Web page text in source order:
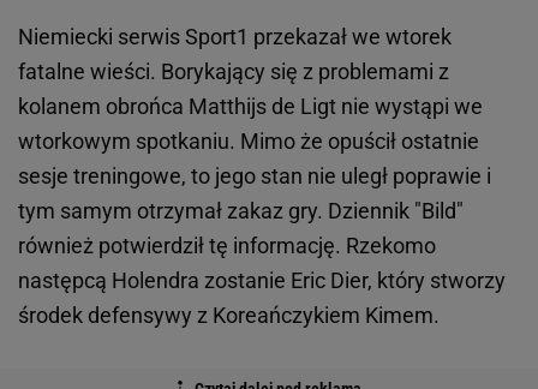
Niemiecki serwis Sport1 przekazał we wtorek
fatalne wieści. Borykający się z problemami z
kolanem obrońca Matthijs de Ligt nie wystąpi we
wtorkowym spotkaniu. Mimo że opuścił ostatnie
sesje treningowe, to jego stan nie uległ poprawie i
tym samym otrzymał zakaz gry. Dziennik "Bild"
również potwierdził tę informację. Rzekomo
następcą Holendra zostanie Eric Dier, który stworzy
środek defensywy z Koreańczykiem Kimem.